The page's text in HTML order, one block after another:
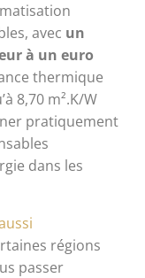
avec un
à un euro
thermique
8,70 m².K/W
pratiquement
dans les
régions
passer